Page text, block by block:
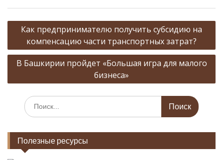
Н
в
г
п
Как предпринимателю получить субсидию на
компенсацию части транспортных затрат?
В Башкирии пройдет «Большая игра для малого
бизнеса»
И
с
а
т
ь
Полезные ресурсы